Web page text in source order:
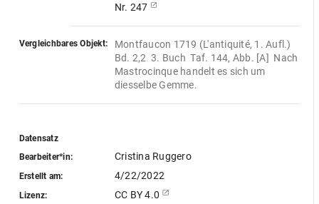
Nr. 247
Vergleichbares Objekt:
Montfaucon 1719 (L'antiquité, 1. Aufl.)
Bd. 2,2  3. Buch  Taf. 144, Abb. [A]  Nach
Mastrocinque handelt es sich um
diesselbe Gemme.
Datensatz
Bearbeiter*in:
Cristina Ruggero
Erstellt am: 4/22/2022
Lizenz: CC BY 4.0